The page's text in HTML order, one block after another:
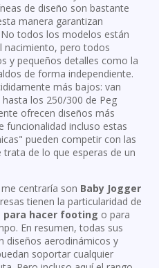
de diseño son bastante
manera garantizan
todos los modelos están
nacimiento, pero todos
y pequeños detalles como la
de forma independiente.
más bajos: van
los 250/300 de Peg
ofrecen diseños más
funcionalidad incluso estas
pueden competir con las
de lo que esperas de un
centraría son Baby Jogger
tienen la particularidad de
para hacer footing o para
En resumen, todas sus
diseños aerodinámicos y
soportar cualquier